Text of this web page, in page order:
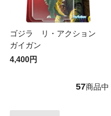
ゴジラ リ・アクション
ガイガン
4,400円
57商品中